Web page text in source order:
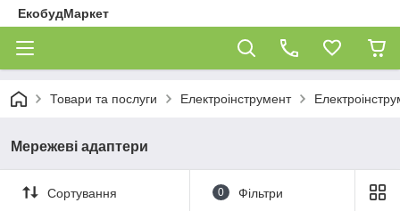
ЕкобудМаркет
Товари та послуги Електроінструмент
Мережеві адаптери
Сортування 0 Фільтри